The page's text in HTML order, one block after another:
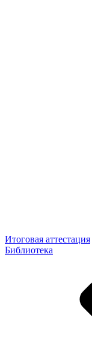
Итоговая аттестация
Библиотека